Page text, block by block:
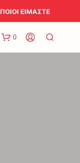
ΠΟΙΟΙ ΕΙΜΑΣΤΕ
0